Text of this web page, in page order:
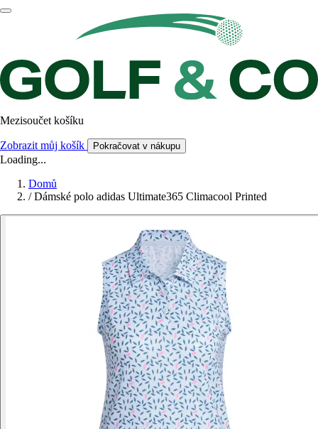
Mezisoučet košíku
Zobrazit můj košík Pokračovat v nákupu
Loading...
Domů
/ Dámské polo adidas Ultimate365 Climacool Printed